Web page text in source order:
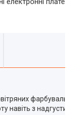
навіть з